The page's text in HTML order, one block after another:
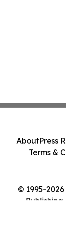
© 1995-
AboutPress
Terms &